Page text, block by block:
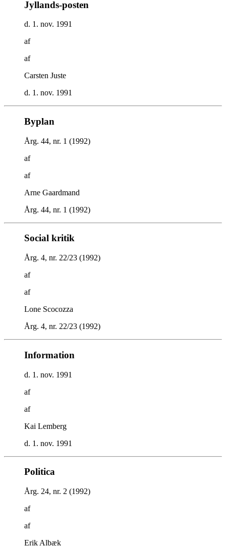
Jyllands-posten
d. 1. nov. 1991
af
af
Carsten Juste
d. 1. nov. 1991
Byplan
Årg. 44, nr. 1 (1992)
af
af
Arne Gaardmand
Årg. 44, nr. 1 (1992)
Social kritik
Årg. 4, nr. 22/23 (1992)
af
af
Lone Scocozza
Årg. 4, nr. 22/23 (1992)
Information
d. 1. nov. 1991
af
af
Kai Lemberg
d. 1. nov. 1991
Politica
Årg. 24, nr. 2 (1992)
af
af
Erik Albæk